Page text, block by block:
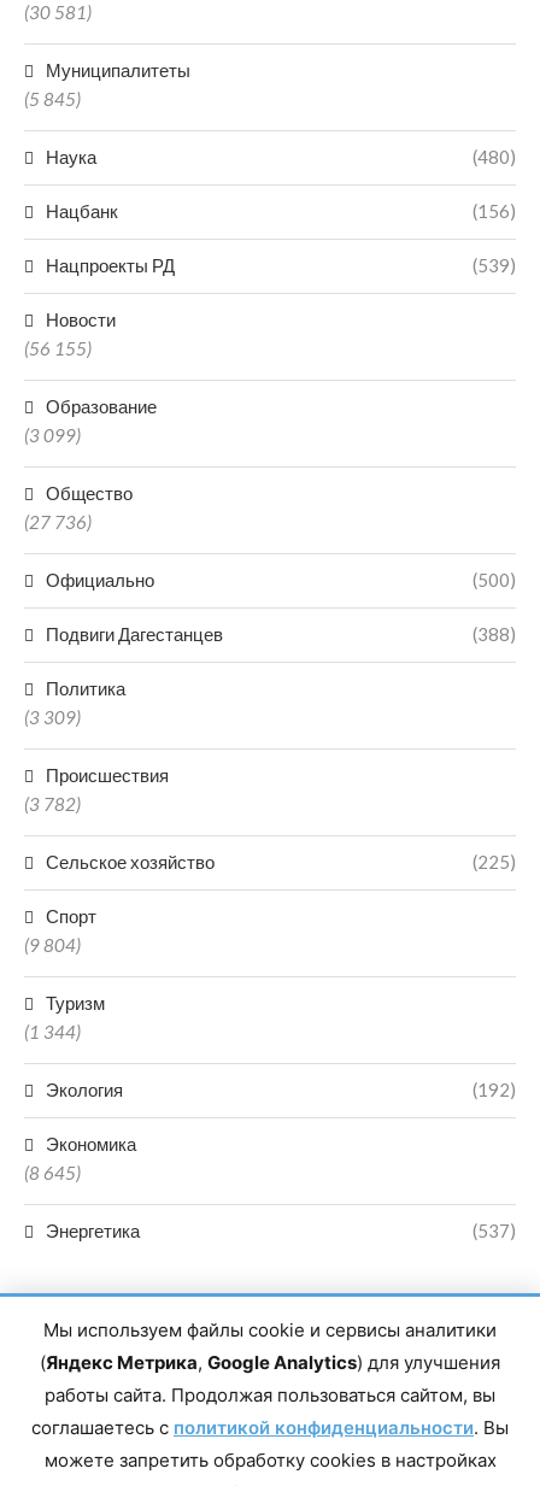
(30 581)
Муниципалитеты
(5 845)
Наука (480)
Нацбанк (156)
Нацпроекты РД (539)
Новости
(56 155)
Образование
(3 099)
Общество
(27 736)
Официально (500)
Подвиги Дагестанцев (388)
Политика
(3 309)
Происшествия
(3 782)
Сельское хозяйство (225)
Спорт
(9 804)
Туризм
(1 344)
Экология (192)
Экономика
(8 645)
Энергетика (537)
Главный редактор сетевого издания Магомаев Тимур Нухович.
Контакты редакции: 8(988)-292-94-34 Почта: vestiskfo@gmail.com По
Республика Дагестан, г. Махачкала, пр-т Насрутдинова, д. 1а. Все
Мы используем файлы cookie и сервисы аналитики
(Яндекс Метрика, Google Analytics) для улучшения
работы сайта. Продолжая пользоваться сайтом, вы
соглашаетесь с политикой конфиденциальности. Вы
можете запретить обработку cookies в настройках